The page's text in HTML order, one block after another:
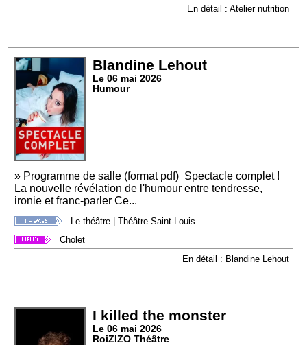
En détail : Atelier nutrition
Blandine Lehout
Le 06 mai 2026
Humour
» Programme de salle (format pdf) Spectacle complet !
La nouvelle révélation de l'humour entre tendresse,
ironie et franc-parler Ce...
Le théâtre |Théâtre Saint-Louis
Cholet
En détail : Blandine Lehout
I killed the monster
Le 06 mai 2026
RoiZIZO Théâtre